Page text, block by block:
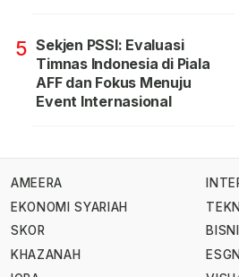
5 Sekjen PSSI: Evaluasi
Timnas Indonesia di Piala
AFF dan Fokus Menuju
Event Internasional
AMEERA
EKONOMI SYARIAH
SKOR
KHAZANAH